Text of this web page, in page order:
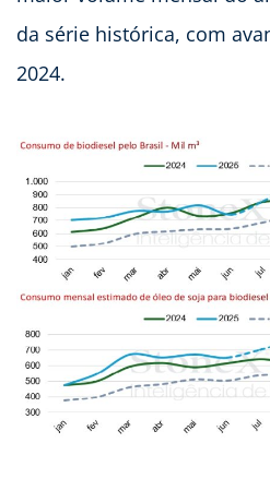
da série histórica, com
2024.